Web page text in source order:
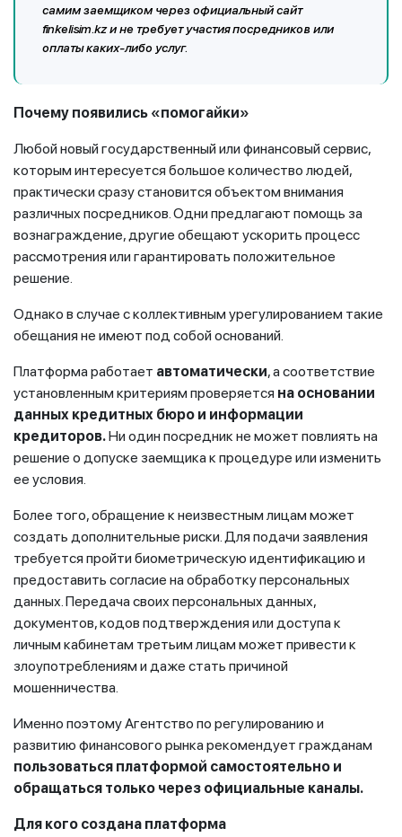
самим заемщиком через официальный сайт
finkelisim.kz и не требует участия посредников или
оплаты каких-либо услуг.
Почему появились «помогайки»
Любой новый государственный или финансовый сервис,
которым интересуется большое количество людей,
практически сразу становится объектом внимания
различных посредников. Одни предлагают помощь за
вознаграждение, другие обещают ускорить процесс
рассмотрения или гарантировать положительное
решение.
Однако в случае с коллективным урегулированием такие
обещания не имеют под собой оснований.
Платформа работает автоматически, а соответствие
установленным критериям проверяется на основании
данных кредитных бюро и информации
кредиторов.Ни один посредник не может повлиять на
решение о допуске заемщика к процедуре или изменить
ее условия.
Более того, обращение к неизвестным лицам может
создать дополнительные риски. Для подачи заявления
требуется пройти биометрическую идентификацию и
предоставить согласие на обработку персональных
данных. Передача своих персональных данных,
документов, кодов подтверждения или доступа к
личным кабинетам третьим лицам может привести к
злоупотреблениям и даже стать причиной
мошенничества.
Именно поэтому Агентство по регулированию и
развитию финансового рынка рекомендует гражданам
пользоваться платформой самостоятельно и
обращаться только через официальные каналы.
Для кого создана платформа